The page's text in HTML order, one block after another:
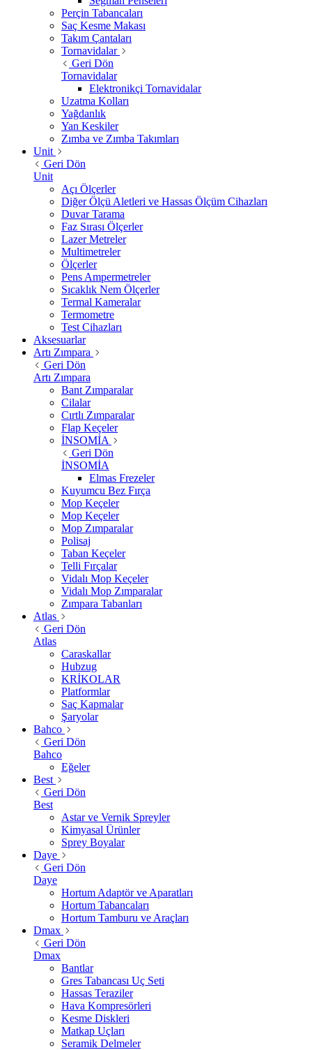
Perçin Tabancaları
Saç Kesme Makası
Takım Çantaları
Tornavidalar
Geri Dön
Tornavidalar
Elektronikçi Tornavidalar
Uzatma Kolları
Yağdanlık
Yan Keskiler
Zımba ve Zımba Takımları
Unit
Geri Dön
Unit
Açı Ölçerler
Diğer Ölçü Aletleri ve Hassas Ölçüm Cihazları
Duvar Tarama
Faz Sırası Ölçerler
Lazer Metreler
Multimetreler
Ölçerler
Pens Ampermetreler
Sıcaklık Nem Ölçerler
Termal Kameralar
Termometre
Test Cihazları
Aksesuarlar
Artı Zımpara
Geri Dön
Artı Zımpara
Bant Zımparalar
Cilalar
Cırtlı Zımparalar
Flap Keçeler
İNSOMİA
Geri Dön
İNSOMİA
Elmas Frezeler
Kuyumcu Bez Fırça
Mop Keçeler
Mop Keçeler
Mop Zımparalar
Polisaj
Taban Keçeler
Telli Fırçalar
Vidalı Mop Keçeler
Vidalı Mop Zımparalar
Zımpara Tabanları
Atlas
Geri Dön
Atlas
Caraskallar
Hubzug
KRİKOLAR
Platformlar
Saç Kapmalar
Şaryolar
Bahco
Geri Dön
Bahco
Eğeler
Best
Geri Dön
Best
Astar ve Vernik Spreyler
Kimyasal Ürünler
Sprey Boyalar
Daye
Geri Dön
Daye
Hortum Adaptör ve Aparatları
Hortum Tabancaları
Hortum Tamburu ve Araçları
Dmax
Geri Dön
Dmax
Bantlar
Gres Tabancası Uç Seti
Hassas Teraziler
Hava Kompresörleri
Kesme Diskleri
Matkap Uçları
Seramik Delmeler